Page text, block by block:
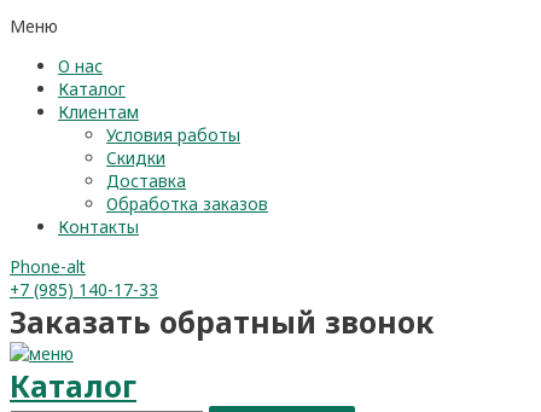
Меню
О нас
Каталог
Клиентам
Условия работы
Скидки
Доставка
Обработка заказов
Контакты
Phone-alt
+7 (985) 140-17-33
Заказать обратный звонок
Каталог